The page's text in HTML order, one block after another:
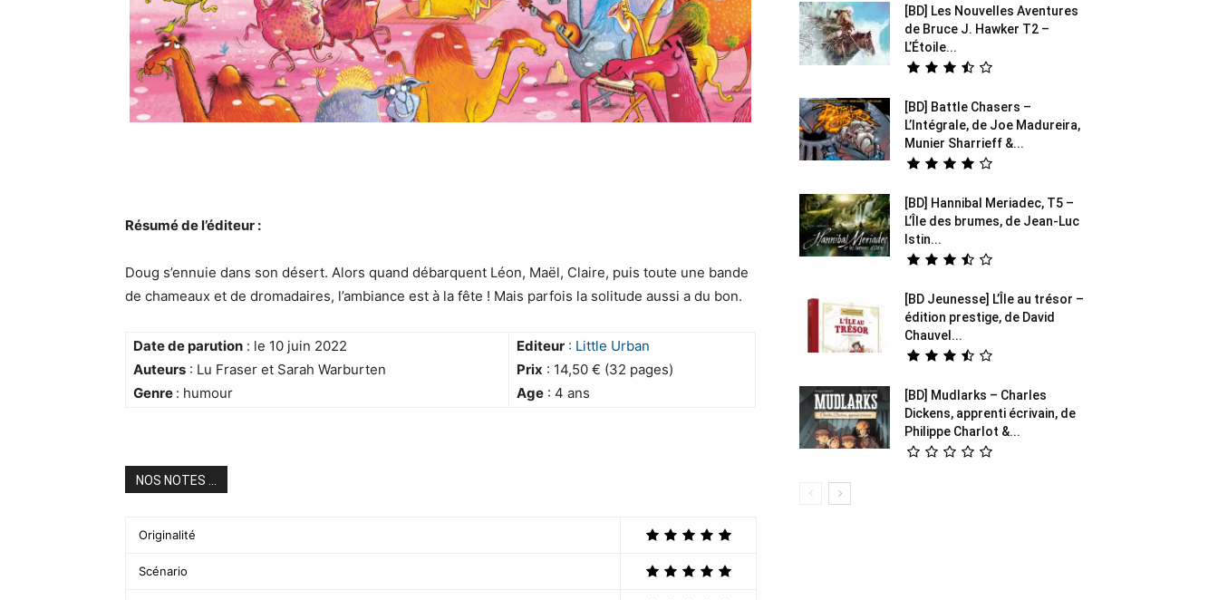
Résumé de l’éditeur :
Doug s’ennuie dans son désert. Alors quand débarquent Léon, Maël, Claire, puis toute une bande
de chameaux et de dromadaires, l’ambiance est à la fête ! Mais parfois la solitude aussi a du bon.
Date de parution : le 10 juin 2022
Auteurs : Lu Fraser et Sarah Warburten
Genre : humour
Editeur : Little Urban
Prix : 14,50 € (32 pages)
Age : 4 ans
NOS NOTES ...
Originalité
Scénario
[BD] Les Nouvelles Aventures
de Bruce J. Hawker T2 –
L’Étoile...
[BD] Battle Chasers –
L’Intégrale, de Joe Madureira,
Munier Sharrieff &...
[BD] Hannibal Meriadec, T5 –
L’Île des brumes, de Jean-Luc
Istin...
[BD Jeunesse] L’Île au trésor –
édition prestige, de David
Chauvel...
[BD] Mudlarks – Charles
Dickens, apprenti écrivain, de
Philippe Charlot &...